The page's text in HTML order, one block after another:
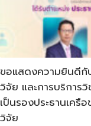
ขอแสดงความยินดีกั
วิจัย และการบริการ
เป็นรองประธานเค
วิจัย